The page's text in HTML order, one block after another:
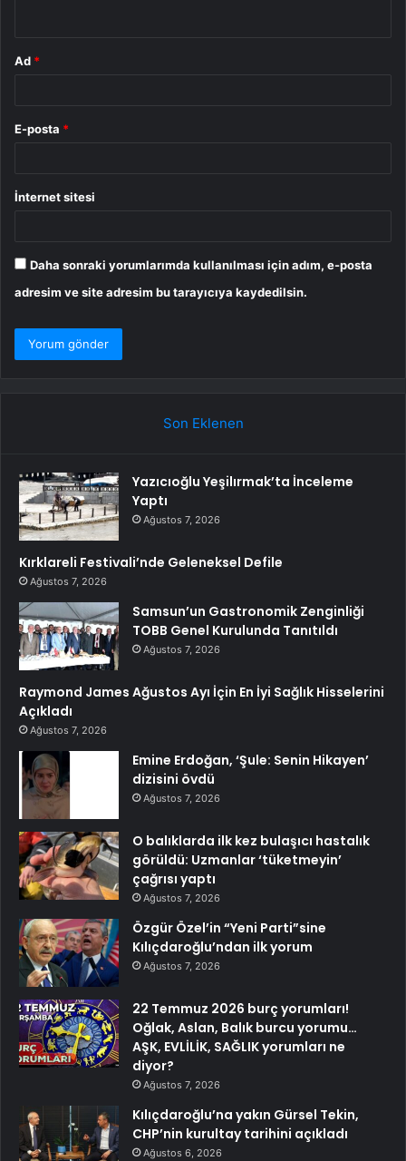
Ad *
E-posta *
İnternet sitesi
Daha sonraki yorumlarımda kullanılması için adım, e-posta
adresim ve site adresim bu tarayıcıya kaydedilsin.
Son Eklenen
Yazıcıoğlu Yeşilırmak’ta İnceleme
Yaptı
Ağustos 7, 2026
Kırklareli Festivali’nde Geleneksel Defile
Ağustos 7, 2026
Samsun’un Gastronomik Zenginliği
TOBB Genel Kurulunda Tanıtıldı
Ağustos 7, 2026
Raymond James Ağustos Ayı İçin En İyi Sağlık Hisselerini
Açıkladı
Ağustos 7, 2026
Emine Erdoğan, ‘Şule: Senin Hikayen’
dizisini övdü
Ağustos 7, 2026
O balıklarda ilk kez bulaşıcı hastalık
görüldü: Uzmanlar ‘tüketmeyin’
çağrısı yaptı
Ağustos 7, 2026
Özgür Özel’in “Yeni Parti”sine
Kılıçdaroğlu’ndan ilk yorum
Ağustos 7, 2026
22 Temmuz 2026 burç yorumları!
Oğlak, Aslan, Balık burcu yorumu…
AŞK, EVLİLİK, SAĞLIK yorumları ne
diyor?
Ağustos 7, 2026
Kılıçdaroğlu’na yakın Gürsel Tekin,
CHP’nin kurultay tarihini açıkladı
Ağustos 6, 2026